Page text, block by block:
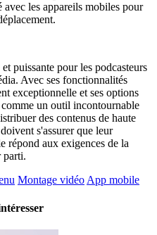
les appareils mobiles pour
puissante pour les podcasteurs
Avec ses fonctionnalités
exceptionnelle et ses options
un outil incontournable
des contenus de haute
s'assurer que leur
répond aux exigences de la
parti.
Montage vidéoApp mobile